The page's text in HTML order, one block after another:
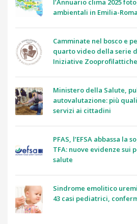
l’Annuario clima 2025
ambientali in Emilia-
Camminate nel bosco e
quarto video della serie
Iniziative
Ministero della Salute,
autovalutazione: più
servizi ai cittadini
PFAS, l’EFSA abbassa la
TFA: nuove evidenze sui
salute
Sindrome emolitico
43 casi pediatrici,